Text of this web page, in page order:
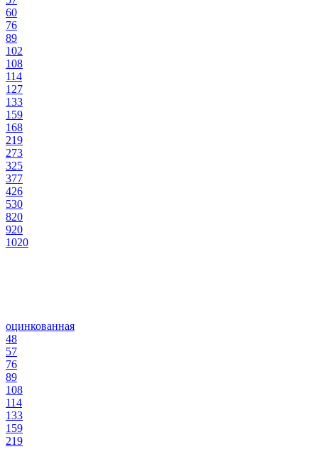
60
76
89
102
108
114
127
133
159
168
219
273
325
377
426
530
820
920
1020
оцинкованная
48
57
76
89
108
114
133
159
219